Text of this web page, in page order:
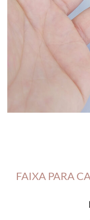
FAIXA PARA